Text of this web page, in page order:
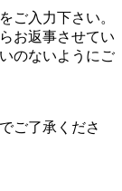
ご入力下さい。
お返事させてい
のないようにご
ご了承くださ